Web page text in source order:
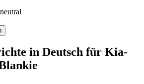
in Deutsch für Kia-